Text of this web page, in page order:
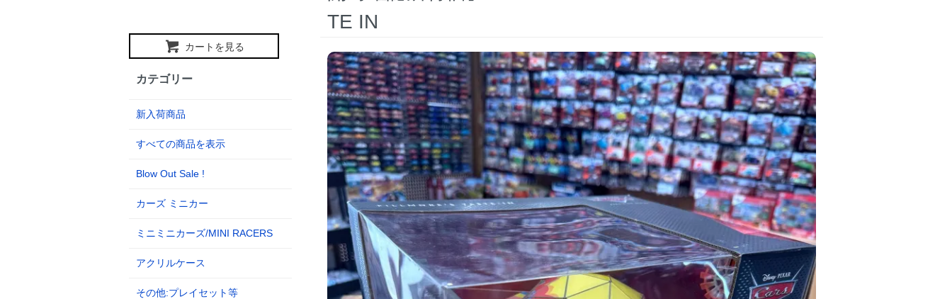
TE IN
カートを見る
カテゴリー
新入荷商品
すべての商品を表示
Blow Out Sale !
カーズ ミニカー
ミニミニカーズ/MINI RACERS
アクリルケース
その他:プレイセット等